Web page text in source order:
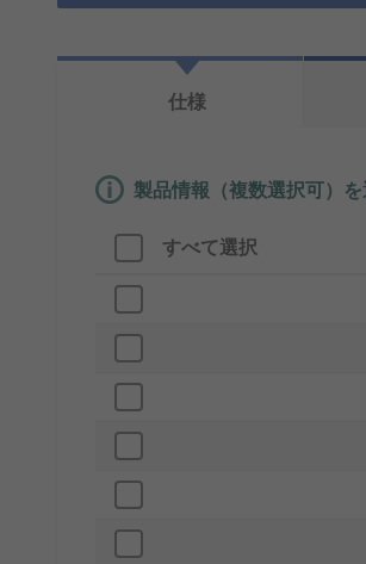
仕様
製品情報（複数選択可）
すべて選択